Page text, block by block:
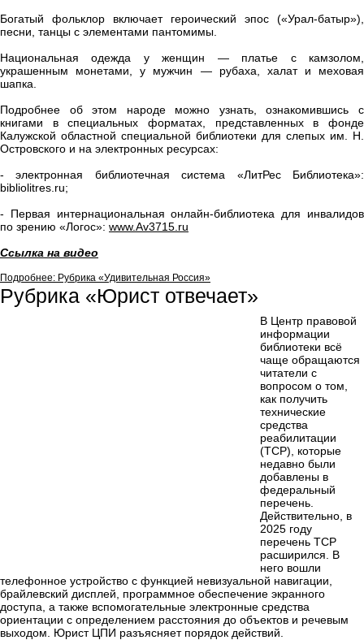
Богатый фольклор включает героический эпос («Урал-батыр»),
песни, танцы с элементами пантомимы.
Национальная одежда у женщин — платье с камзолом,
украшенным монетами, у мужчин — рубаха, халат и меховая
шапка.
Подробнее об этом народе можно узнать, ознакомившись с
книгами в специальных форматах, представленных в фонде
Калужской областной специальной библиотеки для слепых им. Н.
Островского и на электронных ресурсах:
- электронная библиотечная система «ЛитРес Библиотека»:
bibliolitres.ru;
- Первая интернациональная онлайн-библиотека для инвалидов
по зрению «Логос»: www.Av3715.ru
Ссылка на видео
Подробнее: Рубрика «Удивительная Россия»
Рубрика «Юрист отвечает»
В Центр правовой
информации
библиотеки всё
чаще обращаются
читатели с
вопросом о том,
как получить
технические
средства
реабилитации
(ТСР), которые
недавно были
добавлены в
федеральный
перечень.
Действительно, в
2025 году
перечень ТСР
расширился. В
него вошли
телефонное устройство с функцией невизуальной навигации,
брайлевский дисплей, программное обеспечение экранного
доступа, а также вспомогательные электронные средства
ориентации с определением расстояния до объектов и речевым
выходом. Юрист ЦПИ разъясняет порядок действий.